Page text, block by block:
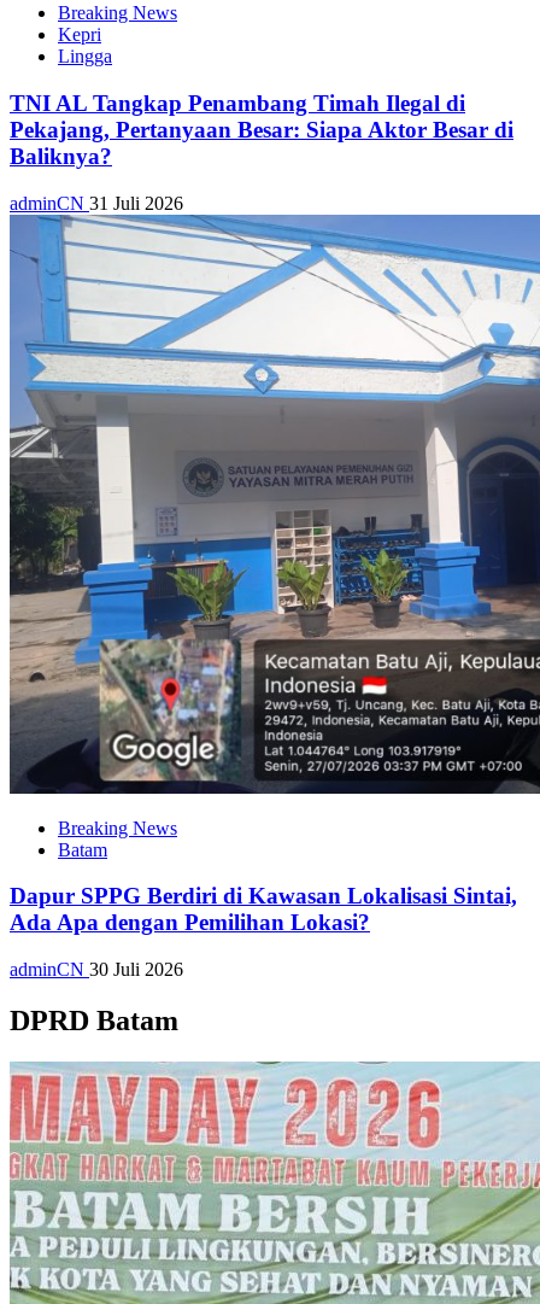
Breaking News
Kepri
Lingga
TNI AL Tangkap Penambang Timah Ilegal di
Pekajang, Pertanyaan Besar: Siapa Aktor Besar di
Baliknya?
adminCN 31 Juli 2026
Breaking News
Batam
Dapur SPPG Berdiri di Kawasan Lokalisasi Sintai,
Ada Apa dengan Pemilihan Lokasi?
adminCN 30 Juli 2026
DPRD Batam